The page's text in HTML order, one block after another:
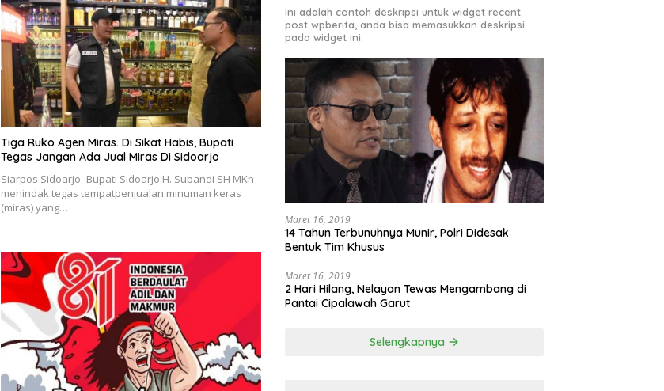
Tiga Ruko Agen Miras. Di Sikat Habis, Bupati
Tegas Jangan Ada Jual Miras Di Sidoarjo
Siarpos Sidoarjo- Bupati Sidoarjo H. Subandi SH MKn
menindak tegas tempatpenjualan minuman keras
(miras) yang…
Ini adalah contoh deskripsi untuk widget recent
post wpberita, anda bisa memasukkan deskripsi
pada widget ini.
Maret 16, 2019
14 Tahun Terbunuhnya Munir, Polri Didesak
Bentuk Tim Khusus
Maret 16, 2019
2 Hari Hilang, Nelayan Tewas Mengambang di
Pantai Cipalawah Garut
Selengkapnya